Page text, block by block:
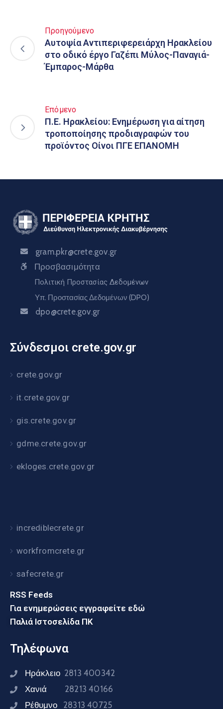
Προηγούμενο
Αυτοψία Αντιπεριφερειάρχη Ηρακλείου
στο οδικό έργο Γαζέπι Μύλος-Παναγιά-
Έμπαρος-Μάρθα
Επόμενο
Π.Ε. Ηρακλείου: Ενημέρωση για αίτηση
τροποποίησης προδιαγραφών του
προϊόντος Οίνοι ΠΓΕ ΕΠΑΝΟΜΗ
gram.pkr@crete.gov.gr
Προσβασιμότητα
Πολιτική Προστασίας Δεδομένων
Υπ. Προστασίας Δεδομένων (DPO)
dpo@crete.gov.gr
Σύνδεσμοι crete.gov.gr
crete.gov.gr
it.crete.gov.gr
gis.crete.gov.gr
gdme.crete.gov.gr
ekloges.crete.gov.gr
incrediblecrete.gr
workfromcrete.gr
safecrete.gr
RSS Feeds
Για ενημερώσεις εγγραφείτε εδώ
Παλιά Ιστοσελίδα ΠΚ
Τηλέφωνα
Ηράκλειο 2813 400342
Χανιά 28213 40166
Ρέθυμνο 28313 40725